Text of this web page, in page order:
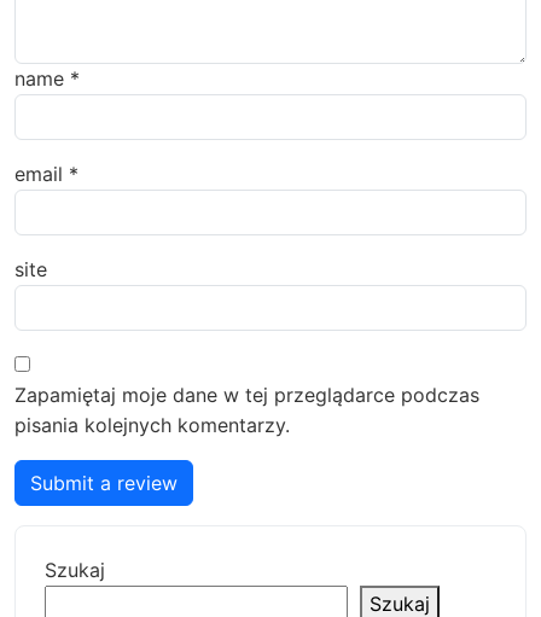
name *
email *
site
Zapamiętaj moje dane w tej przeglądarce podczas
pisania kolejnych komentarzy.
Submit a review
Szukaj
Szukaj